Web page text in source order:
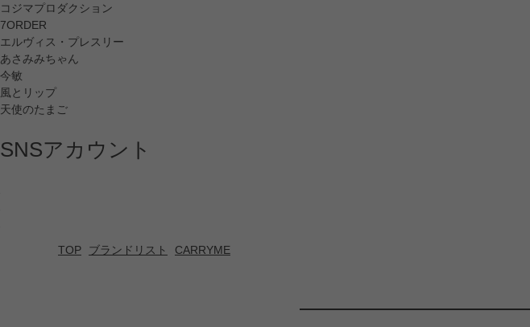
コジマプロダクション
7ORDER
エルヴィス・プレスリー
あさみみちゃん
今敏
風とリップ
天使のたまご
SNSアカウント
TOP ブランドリスト CARRYME